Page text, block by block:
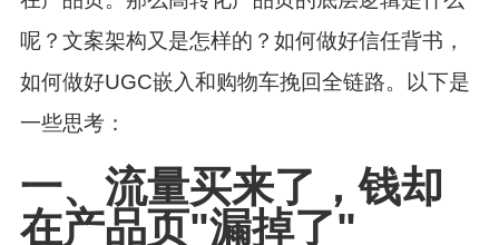
呢？文案架构又是怎样的？如何做好信任背书，
如何做好UGC嵌入和购物车挽回全链路。以下是
一些思考：
一、流量买来了，钱却
在产品页"漏掉了"